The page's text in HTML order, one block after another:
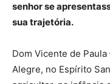
senhor se
sua trajetória.
Dom Vicente de
Alegre, no Espírito